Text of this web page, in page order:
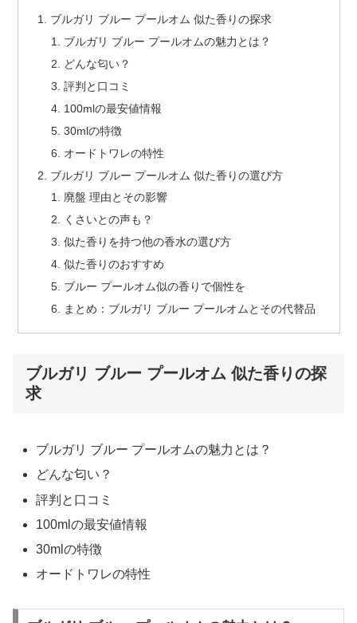
ブルガリ ブルー プールオム 似た香りの探求
ブルガリ ブルー プールオムの魅力とは？
どんな匂い？
評判と口コミ
100mlの最安値情報
30mlの特徴
オードトワレの特性
ブルガリ ブルー プールオム 似た香りの選び方
廃盤 理由とその影響
くさいとの声も？
似た香りを持つ他の香水の選び方
似た香りのおすすめ
ブルー プールオム似の香りで個性を
まとめ：ブルガリ ブルー プールオムとその代替品
ブルガリ ブルー プールオム 似た香りの探
求
ブルガリ ブルー プールオムの魅力とは？
どんな匂い？
評判と口コミ
100mlの最安値情報
30mlの特徴
オードトワレの特性